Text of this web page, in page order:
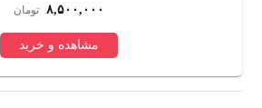
۸,۵۰۰,۰۰۰ تومان
مشاهده و خرید